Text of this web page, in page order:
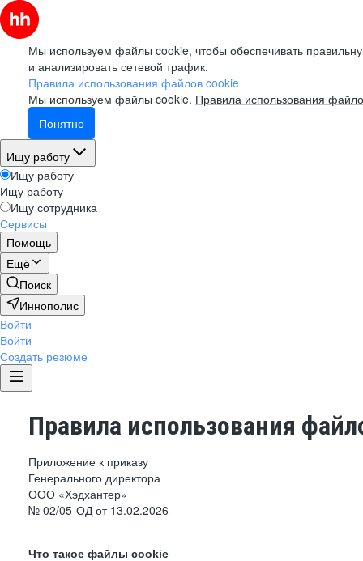
Мы используем файлы cookie, чтобы обеспечивать
и анализировать сетевой трафик.
Правила использования файлов cookie
Мы используем файлы cookie. Правила использования
Понятно
Ищу работу
Ищу работу
Ищу работу
Ищу сотрудника
Сервисы
Помощь
Ещё
Поиск
Иннополис
Войти
Войти
Создать резюме
Правила использования
Приложение к приказу
Генерального директора
ООО «Хэдхантер»
№ 02/05-ОД от 13.02.2026
Что такое файлы cookie